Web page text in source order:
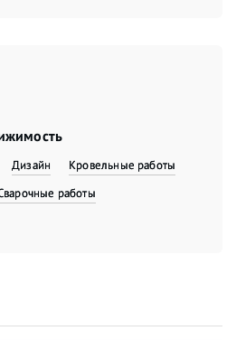
Дизайн
Кровельные работы
работы